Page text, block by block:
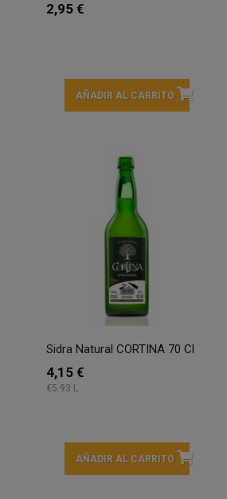
2,95 €
AÑADIR AL CARRITO
Sidra Natural CORTINA 70 Cl
4,15 €
€5.93 L
AÑADIR AL CARRITO